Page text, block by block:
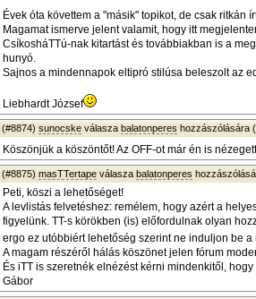
Évek óta követtem a "másik" topikot, de csak ritkán
Magamat ismerve jelent valamit, hogy itt
CsíkosháTTú-nak kitartást és továbbiakban is a
hunyó.
Sajnos a mindennapok eltipró stilúsa beleszolt az
Liebhardt József
(#8874) sunocske válasza balatonperes hozzászólására (
Köszönjük a köszöntőt! Az OFF-ot már én is
(#8875) masTTertape válasza balatonperes
Peti, köszi a lehetőséget!
A levlistás felvetéshez: remélem, hogy azért a
figyelünk. TT-s körökben (is) előfordulnak olyan
ergo ez utóbbiért lehetőség szerint ne induljon be a
A magam részéről hálás köszönet jelen fórum
És iTT is szeretnék elnézést kérni mindenkitől,
Gábor